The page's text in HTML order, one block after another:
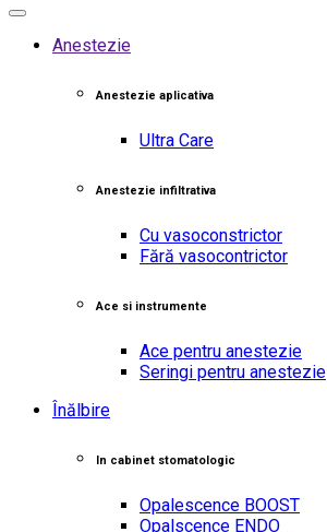
Anestezie
Anestezie aplicativa
Ultra Care
Anestezie infiltrativa
Cu vasoconstrictor
Fără vasocontrictor
Ace si instrumente
Ace pentru anestezie
Seringi pentru anestezie
Înălbire
In cabinet stomatologic
Opalescence BOOST
Opalscence ENDO